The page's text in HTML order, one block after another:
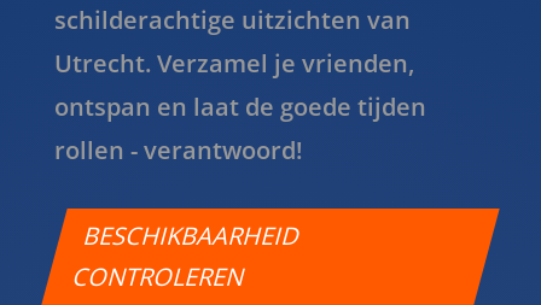
schilderachtige uitzichten van
Utrecht. Verzamel je vrienden,
ontspan en laat de goede tijden
rollen - verantwoord!
BESCHIKBAARHEID
CONTROLEREN